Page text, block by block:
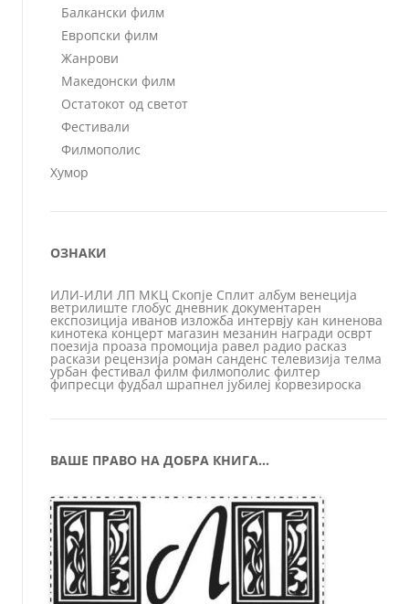
Балкански филм
Европски филм
Жанрови
Македонски филм
Остатокот од светот
Фестивали
Филмополис
Хумор
ОЗНАКИ
ИЛИ-ИЛИ ЛП МКЦ Скопје Сплит албум венеција
ветрилиште глобус дневник документарен
експозиција иванов изложба интервју кан киненова
кинотека концерт магазин мезанин награди осврт
поезија проаза промоција равел радио расказ
раскази рецензија роман санденс телевизија телма
урбан фестивал филм филмополис филтер
фипресци фудбал шрапнел јубилеј ќорвезироска
ВАШЕ ПРАВО НА ДОБРА КНИГА…